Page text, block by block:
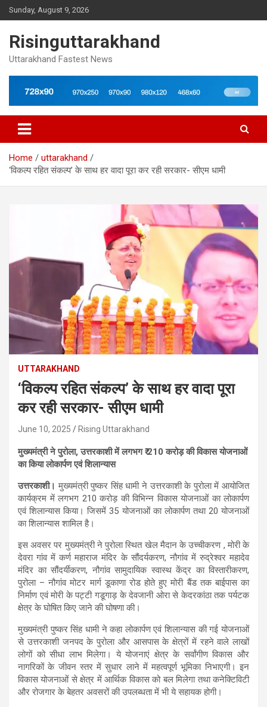
Skip
to
Sunday, August 9, 2026
Risinguttarakhand
Uttarakhand Fastest News
Home
uttarakhand
‘विकल्प रहित संकल्प’ के साथ हर वादा पूरा कर रही सरकार- सीएम धामी
UTTARAKHAND
‘विकल्प रहित संकल्प’ के साथ हर वादा पूरा
कर रही सरकार- सीएम धामी
June 10, 2025 Rising Uttarakhand
मुख्यमंत्री ने पुरोला, उत्तरकाशी में लगभग ₹ 210 करोड़ की विकास योजनाओं
का किया लोकार्पण एवं शिलान्यास
उत्तरकाशी।मुख्यमंत्री पुष्कर सिंह धामी ने उत्तरकाशी के पुरोला में आयोजित
कार्यक्रम में लगभग 210 करोड़ की विभिन्न विकास योजनाओं का लोकार्पण
एवं शिलान्यास किया। जिसमें 35 योजनाओं का लोकार्पण तथा 20 योजनाओं
का शिलान्यास शामिल है।
इस अवसर पर मुख्यमंत्री ने पुरोला स्थित खेल मैदान के उच्चीकरण , मोरी के
देवरा गांव में कर्ण महाराज मंदिर के सौंदर्यकरण, नौगांव में रुद्रेश्वर महादेव
मंदिर का सौंदर्यीकरण, नौगांव सामुदायिक स्वास्थ केंद्र का विस्तारीकरण,
पुरोला – नौगांव मोटर मार्ग डूकाणा रोड होते हुए मोरी बैंड तक बाईपास का
निर्माण एवं मोरी के पट्टी गडूगाड़ के देवजानी ओरा से केदरकांठा तक पर्यटक
क्षेत्र के घोषित किए जाने की घोषणा की।
मुख्यमंत्री पुष्कर सिंह धामी ने कहा लोकार्पण एवं शिलान्यास की गई योजनाओं
से उत्तरकाशी जनपद के पुरोला और आसपास के क्षेत्रों में रहने वाले लाखों
लोगों को सीधा लाभ मिलेगा। ये योजनाएं क्षेत्र के सर्वांगीण विकास और
नागरिकों के जीवन स्तर में सुधार लाने में महत्वपूर्ण भूमिका निभाएगी। इन
विकास योजनाओं से क्षेत्र में आर्थिक विकास को बल मिलेगा तथा कनेक्टिविटी
और रोजगार के बेहतर अवसरों की उपलब्धता में भी ये सहायक होगी।